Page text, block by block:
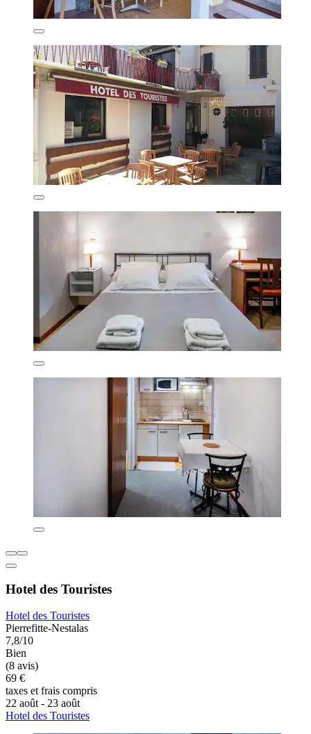
Hotel des Touristes
Hotel des Touristes
Pierrefitte-Nestalas
7,8/10
Bien
(8 avis)
69 €
taxes et frais compris
22 août - 23 août
Hotel des Touristes